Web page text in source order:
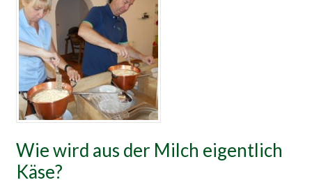
Wie wird aus der Milch eigentlich
Käse?